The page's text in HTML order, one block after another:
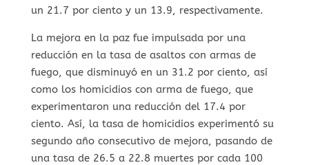
un 21.7 por ciento y un 13.9, respectivamente.
La mejora en la paz fue impulsada por una
reducción en la tasa de asaltos con armas de
fuego, que disminuyó en un 31.2 por ciento, así
como los homicidios con arma de fuego, que
experimentaron una reducción del 17.4 por
ciento. Así, la tasa de homicidios experimentó su
segundo año consecutivo de mejora, pasando de
una tasa de 26.5 a 22.8 muertes por cada 100